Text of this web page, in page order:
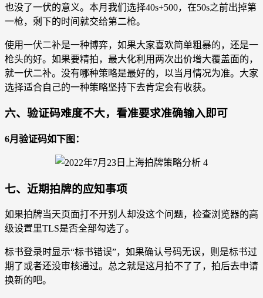
也没了一伏的意义。本月我们选择40s+500，在50s之前出掉第
一枪，剩下的时间就交给第二枪。
使用一伏二补是一种博弈，如果大家喜欢简单粗暴的，还是一
枪头的好。如果要精拍，最大化利用两次出价增大覆盖面的，
就一伏二补。没有哪种策略是最好的，以当月情况为准。大家
选择适合自己的一种策略坚持下去肯定会有收获。
六、验证码难度不大，看准要求准确输入即可
6月验证码如下图：
七、近期拍牌的应知事项
如果拍牌当天页面打不开别人却没这个问题，检查浏览器的高
级设置里TLS是否全部勾选了。
标书登录时显示“标书错误”，如果确认号码无误，则是标书过
期了或者还没审核通过。总之就是这月拍不了了，拍后去申请
换新的吧。